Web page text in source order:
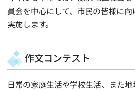
員会を中心にして、市民の皆様に
実施します。
作文コンテスト
日常の家庭生活や学校生活、また